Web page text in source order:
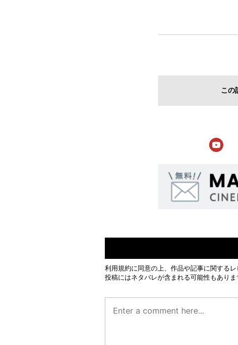
この
利用規約に同意の上、作品や記事に関する
投稿にはネタバレが含まれる可能性もありま